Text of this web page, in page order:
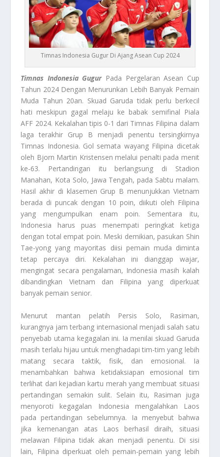
Timnas Indonesia Gugur Di Ajang Asean Cup 2024
Timnas Indonesia Gugur Pada Pergelaran Asean Cup
Tahun 2024 Dengan Menurunkan Lebih Banyak Pemain
Muda Tahun 20an. Skuad Garuda tidak perlu berkecil
hati meskipun gagal melaju ke babak semifinal Piala
AFF 2024. Kekalahan tipis 0-1 dari Timnas Filipina dalam
laga terakhir Grup B menjadi penentu tersingkirnya
Timnas Indonesia. Gol semata wayang Filipina dicetak
oleh Bjorn Martin Kristensen melalui penalti pada menit
ke-63. Pertandingan itu berlangsung di Stadion
Manahan, Kota Solo, Jawa Tengah, pada Sabtu malam.
Hasil akhir di klasemen Grup B menunjukkan Vietnam
berada di puncak dengan 10 poin, diikuti oleh Filipina
yang mengumpulkan enam poin. Sementara itu,
Indonesia harus puas menempati peringkat ketiga
dengan total empat poin. Meski demikian, pasukan Shin
Tae-yong yang mayoritas diisi pemain muda diminta
tetap percaya diri. Kekalahan ini dianggap wajar,
mengingat secara pengalaman, Indonesia masih kalah
dibandingkan Vietnam dan Filipina yang diperkuat
banyak pemain senior.
Menurut mantan pelatih Persis Solo, Rasiman,
kurangnya jam terbang internasional menjadi salah satu
penyebab utama kegagalan ini. Ia menilai skuad Garuda
masih terlalu hijau untuk menghadapi tim-tim yang lebih
matang secara taktik, fisik, dan emosional. Ia
menambahkan bahwa ketidaksiapan emosional tim
terlihat dari kejadian kartu merah yang membuat situasi
pertandingan semakin sulit. Selain itu, Rasiman juga
menyoroti kegagalan Indonesia mengalahkan Laos
pada pertandingan sebelumnya. Ia menyebut bahwa
jika kemenangan atas Laos berhasil diraih, situasi
melawan Filipina tidak akan menjadi penentu. Di sisi
lain, Filipina diperkuat oleh pemain-pemain yang lebih